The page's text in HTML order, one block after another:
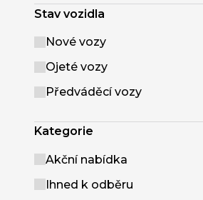
Stav vozidla
Nové vozy
Ojeté vozy
Předváděcí vozy
Kategorie
Akční nabídka
Ihned k odběru